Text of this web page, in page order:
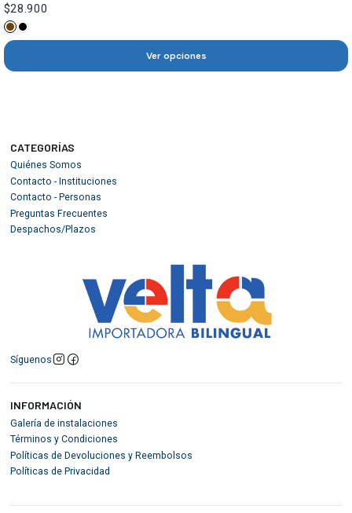
$28.900
Ver opciones
CATEGORÍAS
Quiénes Somos
Contacto - Instituciones
Contacto - Personas
Preguntas Frecuentes
Despachos/Plazos
Síguenos
INFORMACIÓN
Galería de instalaciones
Términos y Condiciones
Políticas de Devoluciones y Reembolsos
Políticas de Privacidad